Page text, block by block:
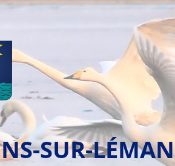
SUR-LÉMAN